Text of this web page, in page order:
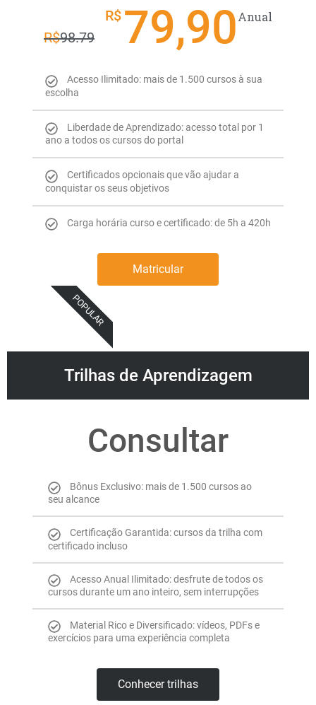
R$98.79
R$ 79,90Anual
Acesso Ilimitado: mais de 1.500 cursos à sua
escolha
Liberdade de Aprendizado: acesso total por 1
ano a todos os cursos do portal
Certificados opcionais que vão ajudar a
conquistar os seus objetivos
Carga horária curso e certificado: de 5h a 420h
Matricular
POPULAR
Trilhas de Aprendizagem
Consultar
Bônus Exclusivo: mais de 1.500 cursos ao
seu alcance
Certificação Garantida: cursos da trilha com
certificado incluso
Acesso Anual Ilimitado: desfrute de todos os
cursos durante um ano inteiro, sem interrupções
Material Rico e Diversificado: vídeos, PDFs e
exercícios para uma experiência completa
Conhecer trilhas